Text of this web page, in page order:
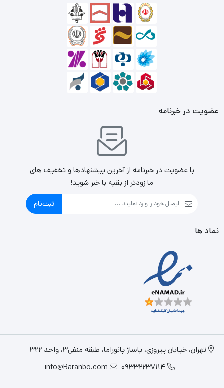
عضویت در خبرنامه
با عضویت در خبرنامه از آخرین پیشنهادها و تخفیف های
ما زودتر از بقیه با خبر شوید!
ثبت‌نام
نماد ها
تهران، خیابان پیروزی، پاساژ پانوراما، طبقه منفی3، واحد 322
09332237114
info@Baranbo.com